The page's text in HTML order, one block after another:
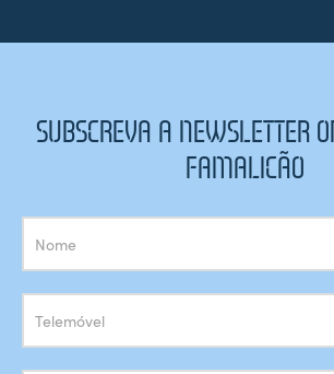
SUBSCREVA A NEWSLETTER
FAMALICÃO
Subscrição
Newsletter